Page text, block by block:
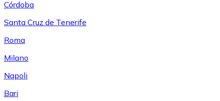
Córdoba
Santa Cruz de Tenerife
Roma
Milano
Napoli
Bari